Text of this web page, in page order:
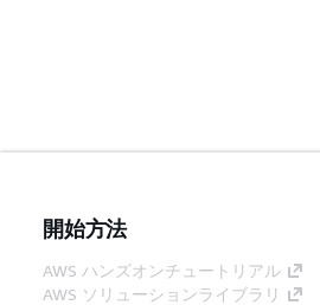
開始方法
AWS ハンズオンチュートリアル
AWS ソリューションライブラリ